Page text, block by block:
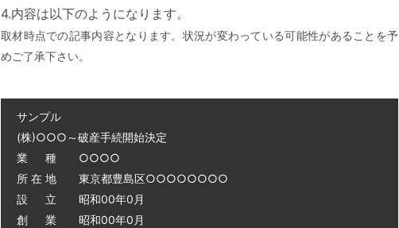
4.内容は以下のようになります。
取材時点での記事内容となります。状況が変わっている可能性があることを予
めご了承下さい。
サンプル
(株)○○○～破産手続開始決定
業 種 ○○○○
所 在 地 東京都豊島区○○○○○○○○
設 立 昭和00年0月
創 業 昭和00年0月